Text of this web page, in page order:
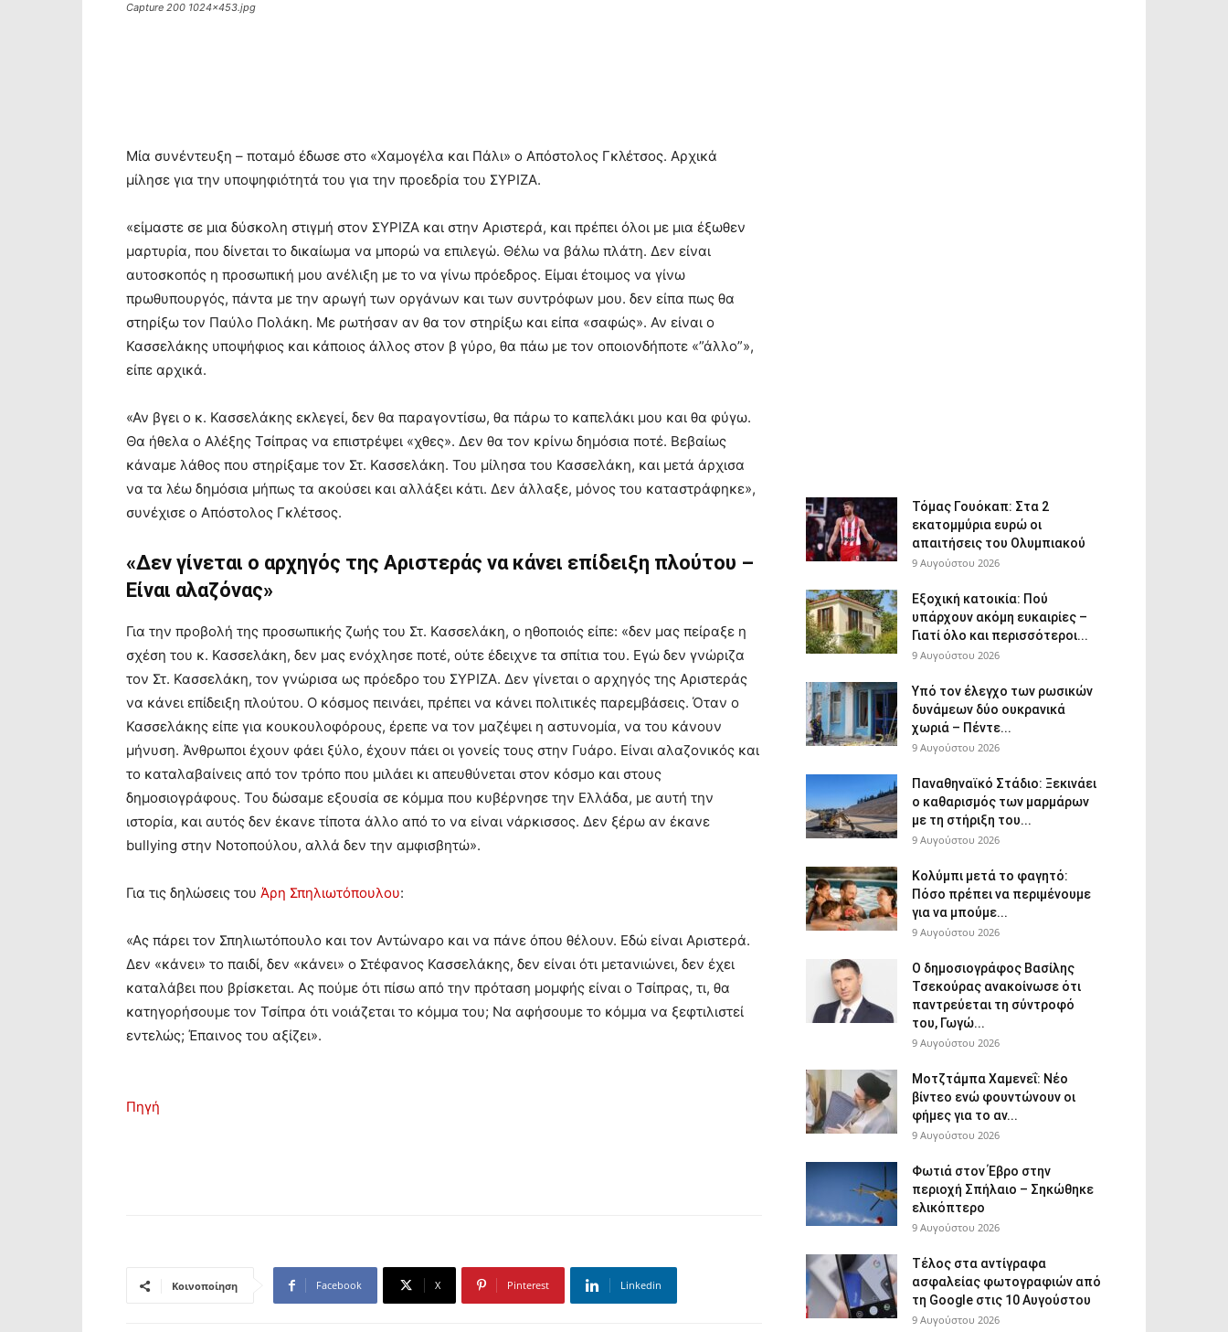
Capture 200 1024x453.jpg
Μία συνέντευξη – ποταμό έδωσε στο «Χαμογέλα και Πάλι» ο Απόστολος Γκλέτσος. Αρχικά
μίλησε για την υποψηφιότητά του για την προεδρία του ΣΥΡΙΖΑ.
«είμαστε σε μια δύσκολη στιγμή στον ΣΥΡΙΖΑ και στην Αριστερά, και πρέπει όλοι με μια έξωθεν
μαρτυρία, που δίνεται το δικαίωμα να μπορώ να επιλεγώ. Θέλω να βάλω πλάτη. Δεν είναι
αυτοσκοπός η προσωπική μου ανέλιξη με το να γίνω πρόεδρος. Είμαι έτοιμος να γίνω
πρωθυπουργός, πάντα με την αρωγή των οργάνων και των συντρόφων μου. δεν είπα πως θα
στηρίξω τον Παύλο Πολάκη. Με ρωτήσαν αν θα τον στηρίξω και είπα «σαφώς». Αν είναι ο
Κασσελάκης υποψήφιος και κάποιος άλλος στον β γύρο, θα πάω με τον οποιονδήποτε «”άλλο”»,
είπε αρχικά.
«Αν βγει ο κ. Κασσελάκης εκλεγεί, δεν θα παραγοντίσω, θα πάρω το καπελάκι μου και θα φύγω.
Θα ήθελα ο Αλέξης Τσίπρας να επιστρέψει «χθες». Δεν θα τον κρίνω δημόσια ποτέ. Βεβαίως
κάναμε λάθος που στηρίξαμε τον Στ. Κασσελάκη. Του μίλησα του Κασσελάκη, και μετά άρχισα
να τα λέω δημόσια μήπως τα ακούσει και αλλάξει κάτι. Δεν άλλαξε, μόνος του καταστράφηκε»,
συνέχισε ο Απόστολος Γκλέτσος.
«Δεν γίνεται ο αρχηγός της Αριστεράς να κάνει επίδειξη πλούτου –
Είναι αλαζόνας»
Για την προβολή της προσωπικής ζωής του Στ. Κασσελάκη, ο ηθοποιός είπε: «δεν μας πείραξε η
σχέση του κ. Κασσελάκη, δεν μας ενόχλησε ποτέ, ούτε έδειχνε τα σπίτια του. Εγώ δεν γνώριζα
τον Στ. Κασσελάκη, τον γνώρισα ως πρόεδρο του ΣΥΡΙΖΑ. Δεν γίνεται ο αρχηγός της Αριστεράς
να κάνει επίδειξη πλούτου. Ο κόσμος πεινάει, πρέπει να κάνει πολιτικές παρεμβάσεις. Όταν ο
Κασσελάκης είπε για κουκουλοφόρους, έρεπε να τον μαζέψει η αστυνομία, να του κάνουν
μήνυση. Άνθρωποι έχουν φάει ξύλο, έχουν πάει οι γονείς τους στην Γυάρο. Είναι αλαζονικός και
το καταλαβαίνεις από τον τρόπο που μιλάει κι απευθύνεται στον κόσμο και στους
δημοσιογράφους. Του δώσαμε εξουσία σε κόμμα που κυβέρνησε την Ελλάδα, με αυτή την
ιστορία, και αυτός δεν έκανε τίποτα άλλο από το να είναι νάρκισσος. Δεν ξέρω αν έκανε
bullying στην Νοτοπούλου, αλλά δεν την αμφισβητώ».
Για τις δηλώσεις του Άρη Σπηλιωτόπουλου:
«Ας πάρει τον Σπηλιωτόπουλο και τον Αντώναρο και να πάνε όπου θέλουν. Εδώ είναι Αριστερά.
Δεν «κάνει» το παιδί, δεν «κάνει» ο Στέφανος Κασσελάκης, δεν είναι ότι μετανιώνει, δεν έχει
καταλάβει που βρίσκεται. Ας πούμε ότι πίσω από την πρόταση μομφής είναι ο Τσίπρας, τι, θα
κατηγορήσουμε τον Τσίπρα ότι νοιάζεται το κόμμα του; Να αφήσουμε το κόμμα να ξεφτιλιστεί
εντελώς; Έπαινος του αξίζει».
Πηγή
Κοινοποίηση Facebook X Pinterest Linkedin
Τόμας Γουόκαπ: Στα 2
εκατομμύρια ευρώ οι
απαιτήσεις του Ολυμπιακού
9 Αυγούστου 2026
Εξοχική κατοικία: Πού
υπάρχουν ακόμη ευκαιρίες –
Γιατί όλο και περισσότεροι...
9 Αυγούστου 2026
Υπό τον έλεγχο των ρωσικών
δυνάμεων δύο ουκρανικά
χωριά – Πέντε...
9 Αυγούστου 2026
Παναθηναϊκό Στάδιο: Ξεκινάει
ο καθαρισμός των μαρμάρων
με τη στήριξη του...
9 Αυγούστου 2026
Κολύμπι μετά το φαγητό:
Πόσο πρέπει να περιμένουμε
για να μπούμε...
9 Αυγούστου 2026
Ο δημοσιογράφος Βασίλης
Τσεκούρας ανακοίνωσε ότι
παντρεύεται τη σύντροφό
του, Γωγώ...
9 Αυγούστου 2026
Μοτζτάμπα Χαμενεΐ: Νέο
βίντεο ενώ φουντώνουν οι
φήμες για το αν...
9 Αυγούστου 2026
Φωτιά στον Έβρο στην
περιοχή Σπήλαιο – Σηκώθηκε
ελικόπτερο
9 Αυγούστου 2026
Τέλος στα αντίγραφα
ασφαλείας φωτογραφιών από
τη Google στις 10 Αυγούστου
9 Αυγούστου 2026